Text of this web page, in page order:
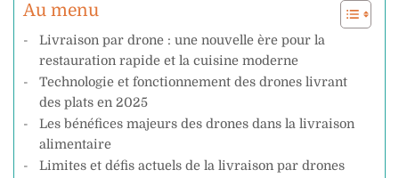
Au menu
Livraison par drone : une nouvelle ère pour la
restauration rapide et la cuisine moderne
Technologie et fonctionnement des drones livrant
des plats en 2025
Les bénéfices majeurs des drones dans la livraison
alimentaire
Limites et défis actuels de la livraison par drones